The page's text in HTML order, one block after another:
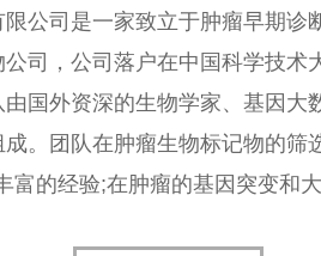
公司是一家致立于肿瘤早期诊
司，公司落户在中国科学技术
由国外资深的生物学家、基因大
。团队在肿瘤生物标记物的筛
富的经验;在肿瘤的基因突变和